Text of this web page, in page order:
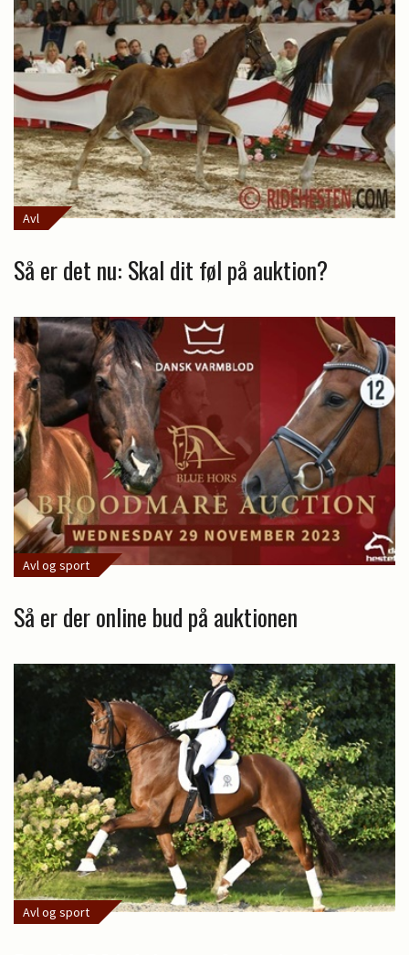
Avl
Så er det nu: Skal dit føl på auktion?
Avl og sport
Så er der online bud på auktionen
Avl og sport